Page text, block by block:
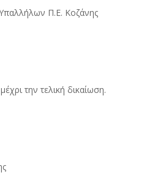
Π.Ε. Κοζάνης
την τελική δικαίωση.